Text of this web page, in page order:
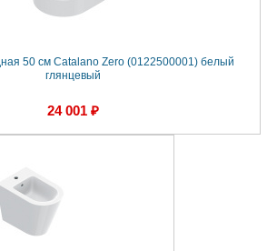
50 см Catalano Zero (0122500001) белый
глянцевый
24 001 ₽